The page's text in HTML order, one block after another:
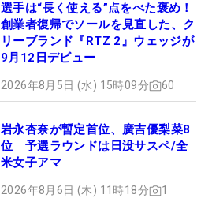
選手は“長く使える”点をべた褒め！
創業者復帰でソールを見直した、ク
リーブランド『RTZ 2』ウェッジが
9月12日デビュー
2026年8月5日 (水) 15時09分 60
岩永杏奈が暫定首位、廣吉優梨菜8
位 予選ラウンドは日没サスペ/全
米女子アマ
2026年8月6日 (木) 11時18分 1